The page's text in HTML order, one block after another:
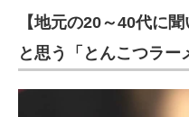
【地元の20～40代に
と思う「とんこつラー